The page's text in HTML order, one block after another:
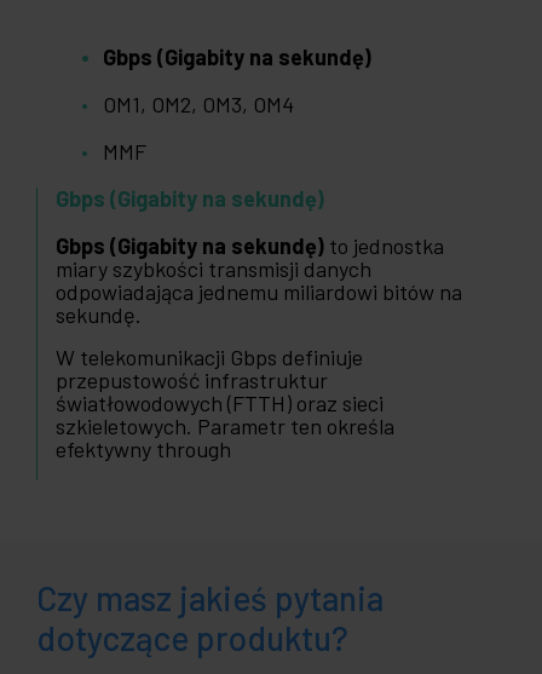
Gbps (Gigabity na sekundę)
OM1, OM2, OM3, OM4
MMF
Gbps (Gigabity na sekundę)
Gbps (Gigabity na sekundę) to jednostka
miary szybkości transmisji danych
odpowiadająca jednemu miliardowi bitów na
sekundę.
W telekomunikacji Gbps definiuje
przepustowość infrastruktur
światłowodowych (FTTH) oraz sieci
szkieletowych. Parametr ten określa
efektywny through
Czy masz jakieś pytania
dotyczące produktu?